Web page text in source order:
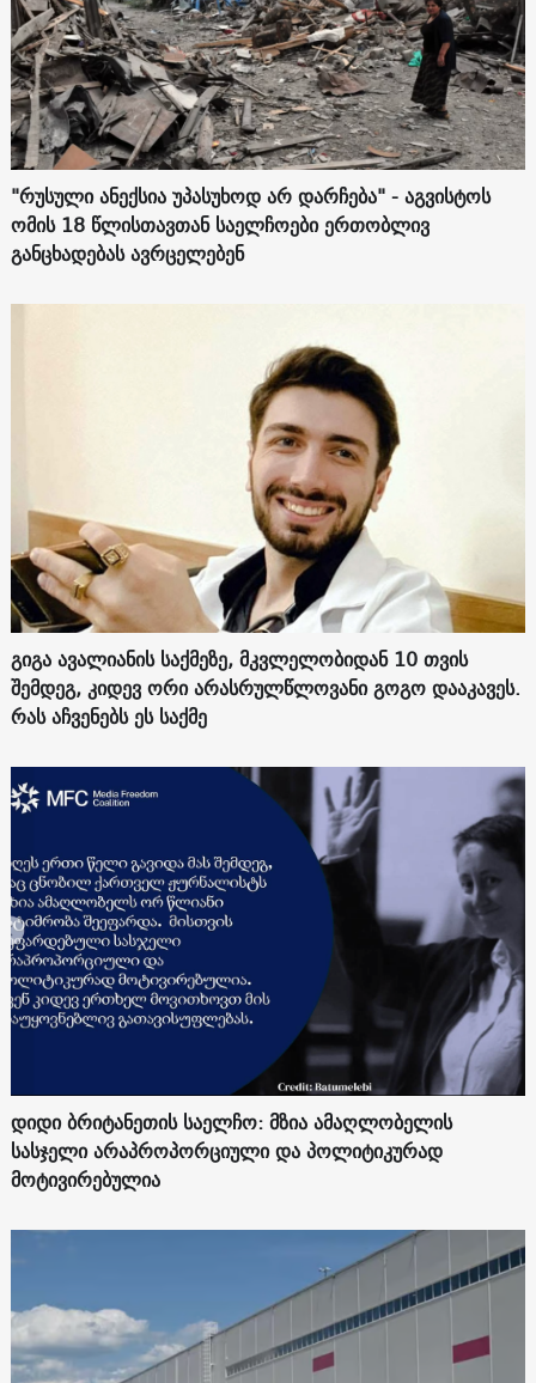
"რუსული ანექსია უპასუხოდ არ დარჩება" - აგვისტოს
ომის 18 წლისთავთან საელჩოები ერთობლივ
განცხადებას ავრცელებენ
გიგა ავალიანის საქმეზე, მკვლელობიდან 10 თვის
შემდეგ, კიდევ ორი არასრულწლოვანი გოგო დააკავეს.
რას აჩვენებს ეს საქმე
დიდი ბრიტანეთის საელჩო: მზია ამაღლობელის
სასჯელი არაპროპორციული და პოლიტიკურად
მოტივირებულია